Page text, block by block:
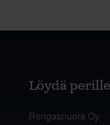
Löydä perille
Rengasnuora Oy